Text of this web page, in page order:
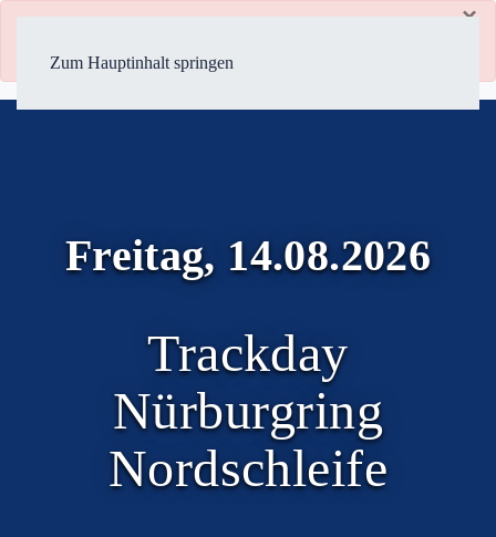
Zum Hauptinhalt springen
×
keine weiteren Anmeldungen mehr annehmen.
Freitag, 14.08.2026
Trackday
Nürburgring
Nordschleife